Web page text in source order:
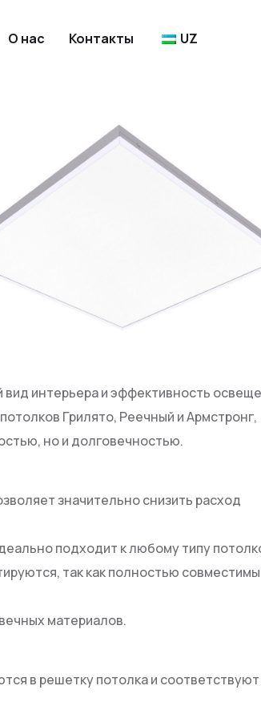
О нас Контакты UZ
интерьера и эффективность
Грилято, Реечный и Армстронг,
но и долговечностью.
значительно снизить расход
подходит к любому типу
так как полностью
материалов.
в решетку потолка и соответствуют